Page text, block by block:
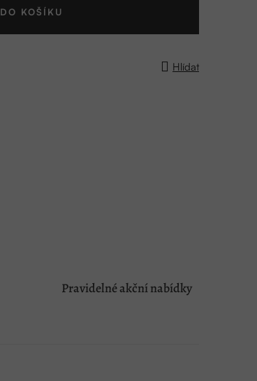
DO KOŠÍKU
Hlídat
Pravidelné akční nabídky